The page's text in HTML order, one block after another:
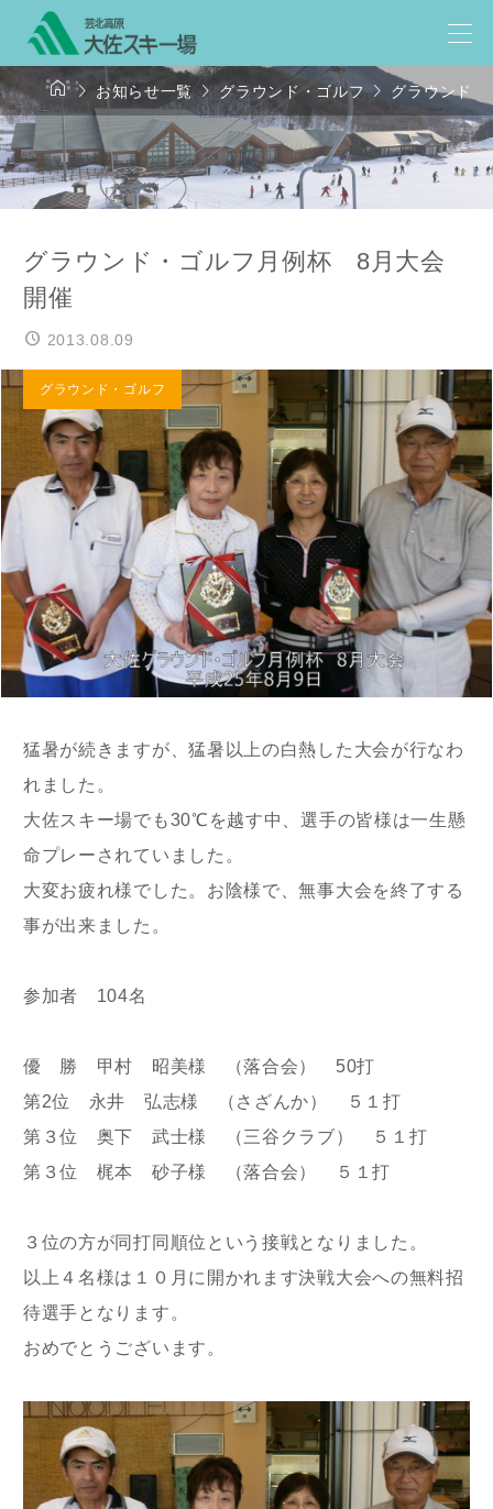
 お知らせ一覧グラウンド・ゴルフ グラウンド
グラウンド・ゴルフ月例杯 8月大会
開催
2013.08.09
グラウンド・ゴルフ
猛暑が続きますが、猛暑以上の白熱した大会が行なわ
れました。
大佐スキー場でも30℃を越す中、選手の皆様は一生懸
命プレーされていました。
大変お疲れ様でした。お陰様で、無事大会を終了する
事が出来ました。
参加者 104名
優 勝 甲村 昭美様 （落合会） 50打
第2位 永井 弘志様 （さざんか） ５１打
第３位 奥下 武士様 （三谷クラブ） ５１打
第３位 梶本 砂子様 （落合会） ５１打
３位の方が同打同順位という接戦となりました。
以上４名様は１０月に開かれます決戦大会への無料招
待選手となります。
おめでとうございます。